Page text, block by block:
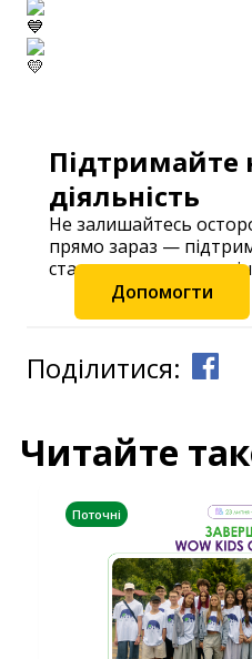
Підтримайте
діяльність
Не залишайтесь
прямо зараз —
станьте частиною
Допомогти
Поділитися:
Читайте
Поточні